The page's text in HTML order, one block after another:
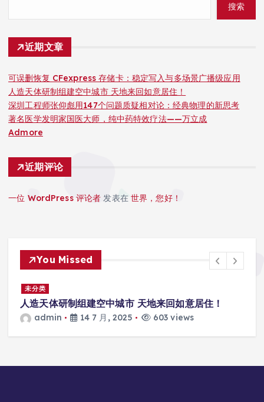
搜索
近期文章
可误删恢复 CFexpress 存储卡：稳定写入与多场景广播级应用
人造天体研制组建空中城市 天地来回如意居住！
深圳工程师张仰彪用147个问题质疑相对论：经典物理的新思考
著名医学发明家国医大师，纯中药特效疗法——万立成
Admore
近期评论
一位 WordPress 评论者 发表在世界，您好！
You Missed
未分类
人造天体研制组建空中城市 天地来回如意居住！
admin 14 7 月, 2025 603 views